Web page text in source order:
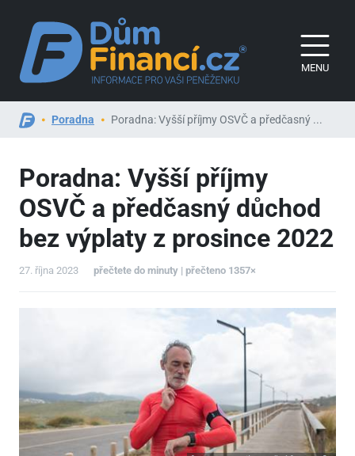
MENU
Poradna Poradna: Vyšší příjmy OSVČ a předčasný ...
Poradna: Vyšší příjmy
OSVČ a předčasný důchod
bez výplaty z prosince 2022
27. října 2023 přečtete do minuty | přečteno 1357×